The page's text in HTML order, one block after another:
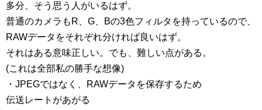
多分、そう思う人がいるはず。
普通のカメラもR、G、Bの3色フィルタを持っているので、
RAWデータをそれぞれ分ければ良いはず。
それはある意味正しい。でも、難しい点がある。
(これは全部私の勝手な想像)
・JPEGではなく、RAWデータを保存するため
伝送レートがあがる